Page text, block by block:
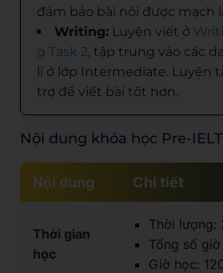
đảm bảo bài nói được mạch
Writing: Luyện viết ở
g Task 2, tập trung vào các
lí ở lớp Intermediate. Luyện
trợ để viết bài tốt hơn.
Nội dung khóa học Pre-
Nội dung Chi tiết
Thời gian
học
Thời lượng:
Tổng số
Giờ học: